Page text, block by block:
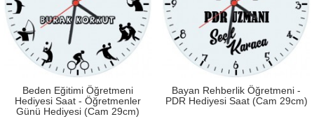
Beden Eğitimi Öğretmeni
Hediyesi Saat - Öğretmenler
Günü Hediyesi (Cam 29cm)
Bayan Rehberlik Öğretmeni -
PDR Hediyesi Saat (Cam 29cm)